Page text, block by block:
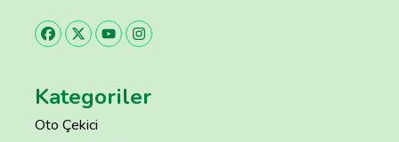
Kategoriler
Oto Çekici